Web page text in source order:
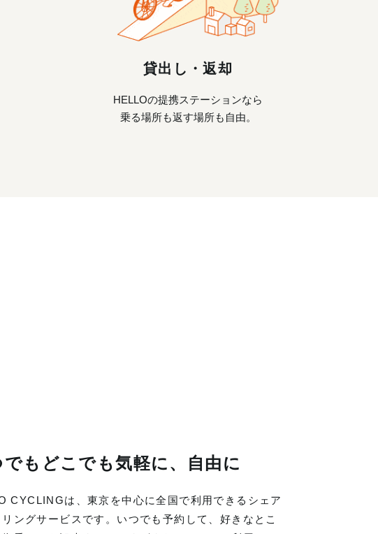
貸出し・返却
HELLOの提携ステーションなら
乗る場所も返す場所も自由。
でもどこでも気軽に、自由に
CYCLINGは、東京を中心に全国で利用できるシェア
ングサービスです。いつでも予約して、好きなとこ